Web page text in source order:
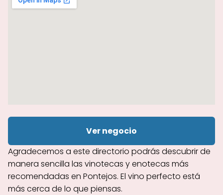
Ver negocio
Agradecemos a este directorio podrás descubrir de
manera sencilla las vinotecas y enotecas más
recomendadas en Pontejos. El vino perfecto está
más cerca de lo que piensas.